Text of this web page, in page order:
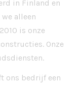
in Finland en
alleen
is onze
Onze
ons bedrijf een